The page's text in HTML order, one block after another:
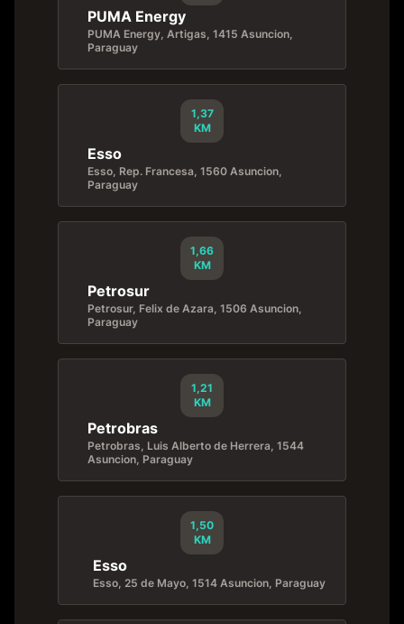
PUMA Energy
PUMA Energy, Artigas, 1415 Asuncion,
Paraguay
1,37
KM
Esso
Esso, Rep. Francesa, 1560 Asuncion,
Paraguay
1,66
KM
Petrosur
Petrosur, Felix de Azara, 1506 Asuncion,
Paraguay
1,21
KM
Petrobras
Petrobras, Luis Alberto de Herrera, 1544
Asuncion, Paraguay
1,50
KM
Esso
Esso, 25 de Mayo, 1514 Asuncion, Paraguay